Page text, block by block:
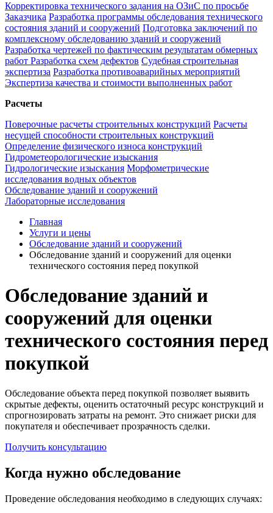
Корректировка технического задания на ОЗиС по просьбе
Заказчика Разработка программы обследования технического
состояния зданий и сооружений Подготовка заключений по
комплексному обследованию зданий и сооружений
Разработка чертежей по фактическим результатам обмерных
работ Разработка схем дефектов Судебная строительная
экспертиза Разработка противоаварийных мероприятий
Экспертиза качества и стоимости выполненных работ
Расчеты
Поверочные расчеты строительных конструкций Расчеты
несущей способности строительных конструкций
Определение физического износа конструкций
Гидрометеорологические изыскания
Гидрологические изыскания Морфометрические
исследования водных объектов
Обследование зданий и сооружений
Лабораторные исследования
Главная
Услуги и цены
Обследование зданий и сооружений
Обследование зданий и сооружений для оценки
технического состояния перед покупкой
Обследование зданий и
сооружений для оценки
технического состояния перед
покупкой
Обследование объекта перед покупкой позволяет выявить
скрытые дефекты, оценить остаточный ресурс конструкций и
спрогнозировать затраты на ремонт. Это снижает риски для
покупателя и обеспечивает прозрачность сделки.
Получить консультацию
Когда нужно обследование
Проведение обследования необходимо в следующих случаях: